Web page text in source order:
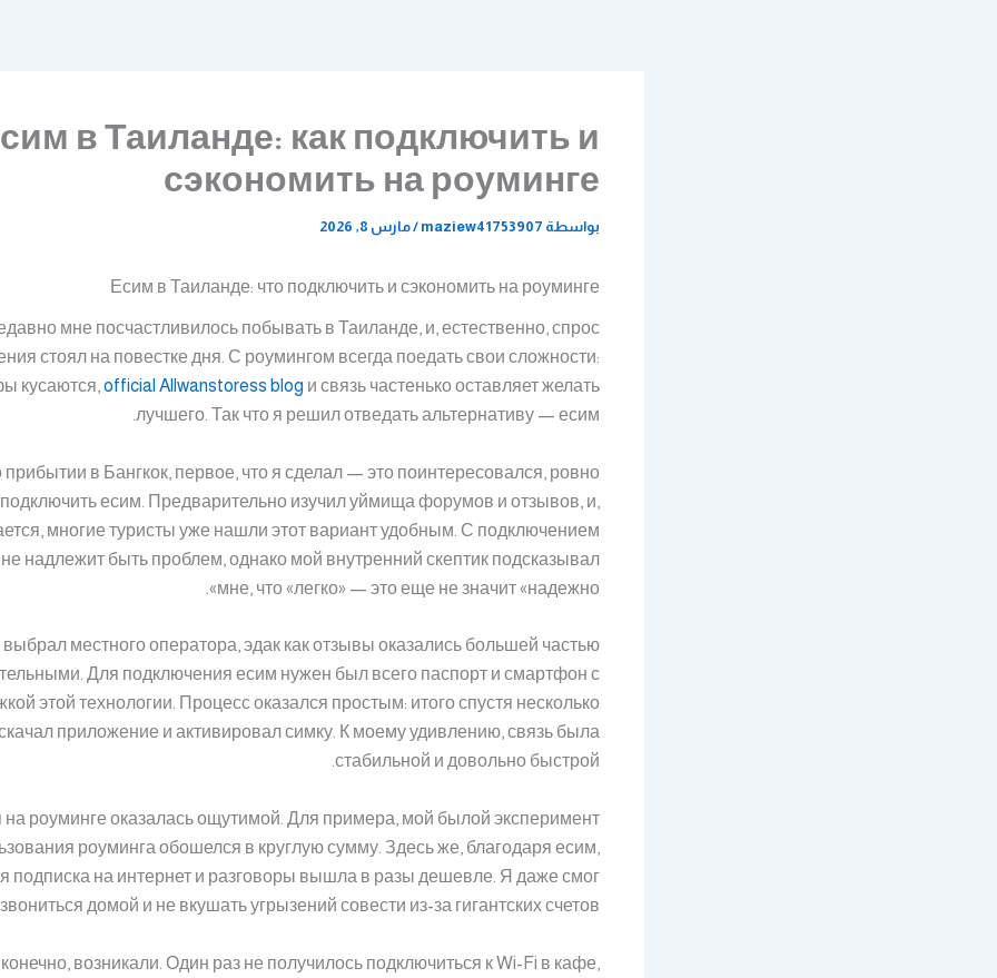
в Таиланде: как подключить и
сэкономить на роуминге
بواسطة maziew41753907
/مارس 8, 2026
Есим в Таиланде: что подключить и сэкономить на роуминге
мне посчастливилось побывать в Таиланде, и, естественно, спрос
стоял на повестке дня. С роумингом всегда поедать свои сложности:
кусаются, official Allwanstoress blog и связь частенько оставляет желать
лучшего. Так что я решил отведать альтернативу — есим.
прибытии в Бангкок, первое, что я сделал — это поинтересовался, ровно
подключить есим. Предварительно изучил уймища форумов и отзывов, и,
многие туристы уже нашли этот вариант удобным. С подключением
надлежит быть проблем, однако мой внутренний скептик подсказывал
мне, что «легко» — это еще не значит «надежно».
местного оператора, эдак как отзывы оказались большей частью
Для подключения есим нужен был всего паспорт и смартфон с
этой технологии. Процесс оказался простым: итого спустя несколько
приложение и активировал симку. К моему удивлению, связь была
стабильной и довольно быстрой.
роуминге оказалась ощутимой. Для примера, мой былой эксперимент
роуминга обошелся в круглую сумму. Здесь же, благодаря есим,
подписка на интернет и разговоры вышла в разы дешевле. Я даже смог
домой и не вкушать угрызений совести из-за гигантских счетов.
возникали. Один раз не получилось подключиться к Wi-Fi в кафе,